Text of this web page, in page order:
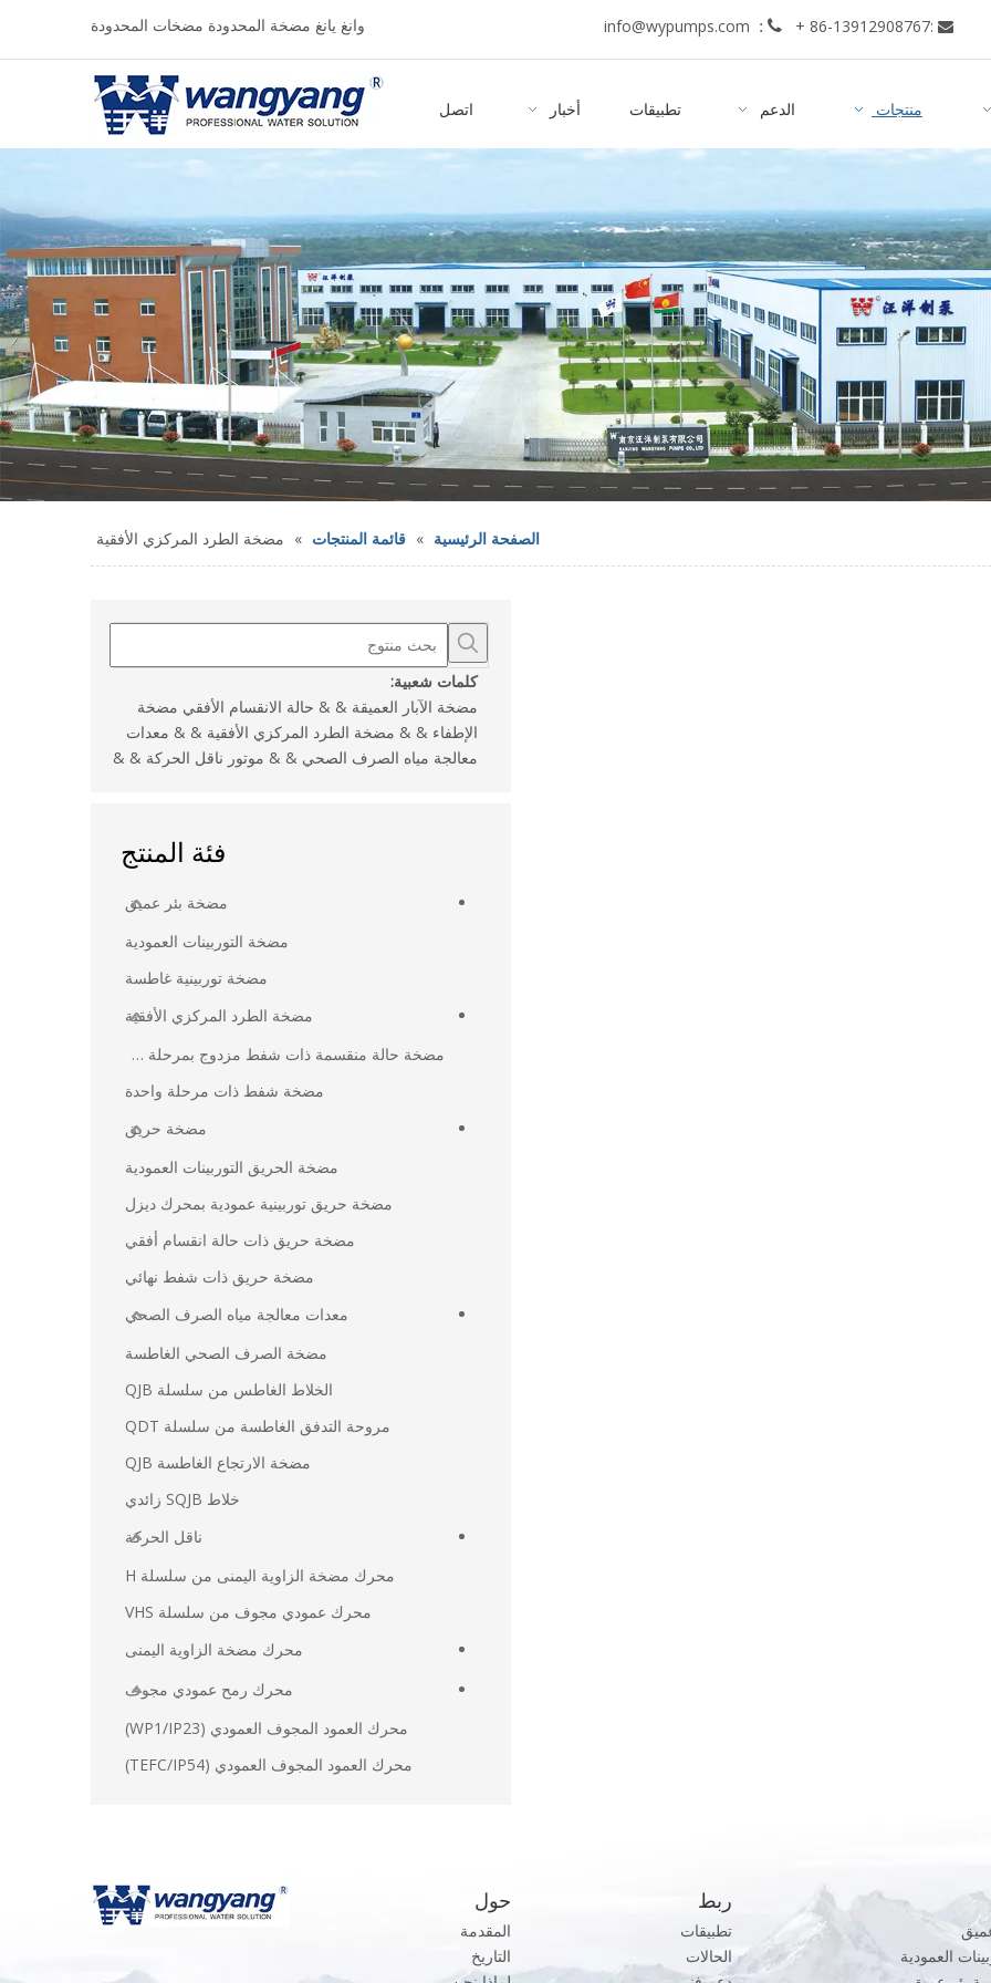
وانغ يانغ مضخة المحدودة مضخات المحدودة 
:
info@wypumps.com  : + 86-13912908767
منتجات الدعم تطبيقات أخبار اتصل
الصفحة الرئيسية » قائمة المنتجات » مضخة الطرد المركزي الأفقية
كلمات شعبية:
مضخة الآبار العميقة & & حالة الانقسام الأفقي مضخة
الإطفاء & & مضخة الطرد المركزي الأفقية & & معدات
معالجة مياه الصرف الصحي & & موتور ناقل الحركة & &
فئة المنتج
مضخة بئر عميق
مضخة التوربينات العمودية
مضخة توربينية غاطسة
مضخة الطرد المركزي الأفقية
مضخة حالة منقسمة ذات شفط مزدوج بمرحلة واحدة
مضخة شفط ذات مرحلة واحدة
مضخة حريق
مضخة الحريق التوربينات العمودية
مضخة حريق توربينية عمودية بمحرك ديزل
مضخة حريق ذات حالة انقسام أفقي
مضخة حريق ذات شفط نهائي
معدات معالجة مياه الصرف الصحي
مضخة الصرف الصحي الغاطسة
الخلاط الغاطس من سلسلة QJB
مروحة التدفق الغاطسة من سلسلة QDT
مضخة الارتجاع الغاطسة QJB
خلاط SQJB زائدي
ناقل الحركة
محرك مضخة الزاوية اليمنى من سلسلة H
محرك عمودي مجوف من سلسلة VHS
محرك مضخة الزاوية اليمنى
محرك رمح عمودي مجوف
محرك العمود المجوف العمودي (WP1/IP23)
محرك العمود المجوف العمودي (TEFC/IP54)
حول
المقدمة
التاريخ
ربط
تطبيقات
الحالات
العمودية